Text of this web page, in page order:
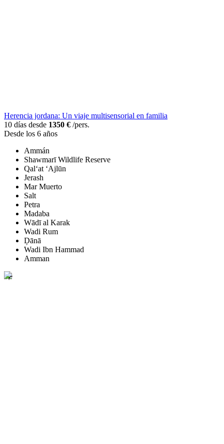
Herencia jordana: Un viaje multisensorial en familia
10 días desde 1350 € /pers.
Desde los 6 años
Ammán
Shawmarī Wildlife Reserve
Qal‘at ‘Ajlūn
Jerash
Mar Muerto
Salt
Petra
Madaba
Wādī al Karak
Wadi Rum
Ḑānā
Wadi Ibn Hammad
Amman